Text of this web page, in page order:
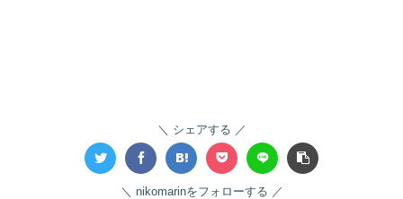
シェアする
nikomarinをフォローする